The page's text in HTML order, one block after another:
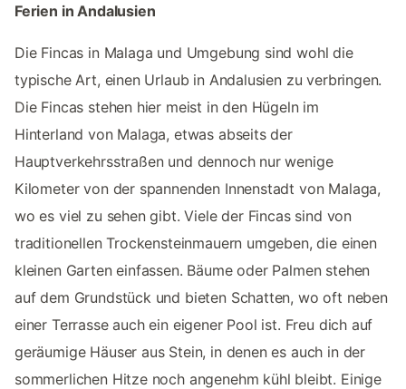
Ferien in Andalusien
Die Fincas in Malaga und Umgebung sind wohl die
typische Art, einen Urlaub in Andalusien zu verbringen.
Die Fincas stehen hier meist in den Hügeln im
Hinterland von Malaga, etwas abseits der
Hauptverkehrsstraßen und dennoch nur wenige
Kilometer von der spannenden Innenstadt von Malaga,
wo es viel zu sehen gibt. Viele der Fincas sind von
traditionellen Trockensteinmauern umgeben, die einen
kleinen Garten einfassen. Bäume oder Palmen stehen
auf dem Grundstück und bieten Schatten, wo oft neben
einer Terrasse auch ein eigener Pool ist. Freu dich auf
geräumige Häuser aus Stein, in denen es auch in der
sommerlichen Hitze noch angenehm kühl bleibt. Einige